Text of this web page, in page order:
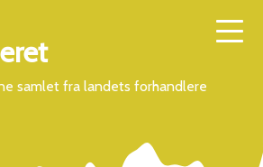
samlet fra landets forhandlere